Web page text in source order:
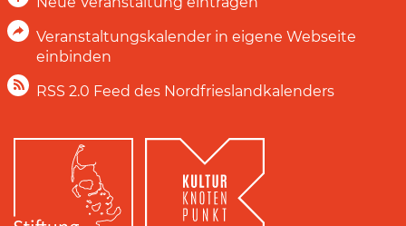
Veranstaltungskalender in eigene Webseite
einbinden
RSS 2.0 Feed des Nordfrieslandkalenders